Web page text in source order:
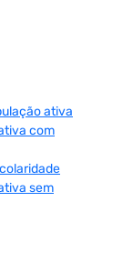
ativa
com
sem